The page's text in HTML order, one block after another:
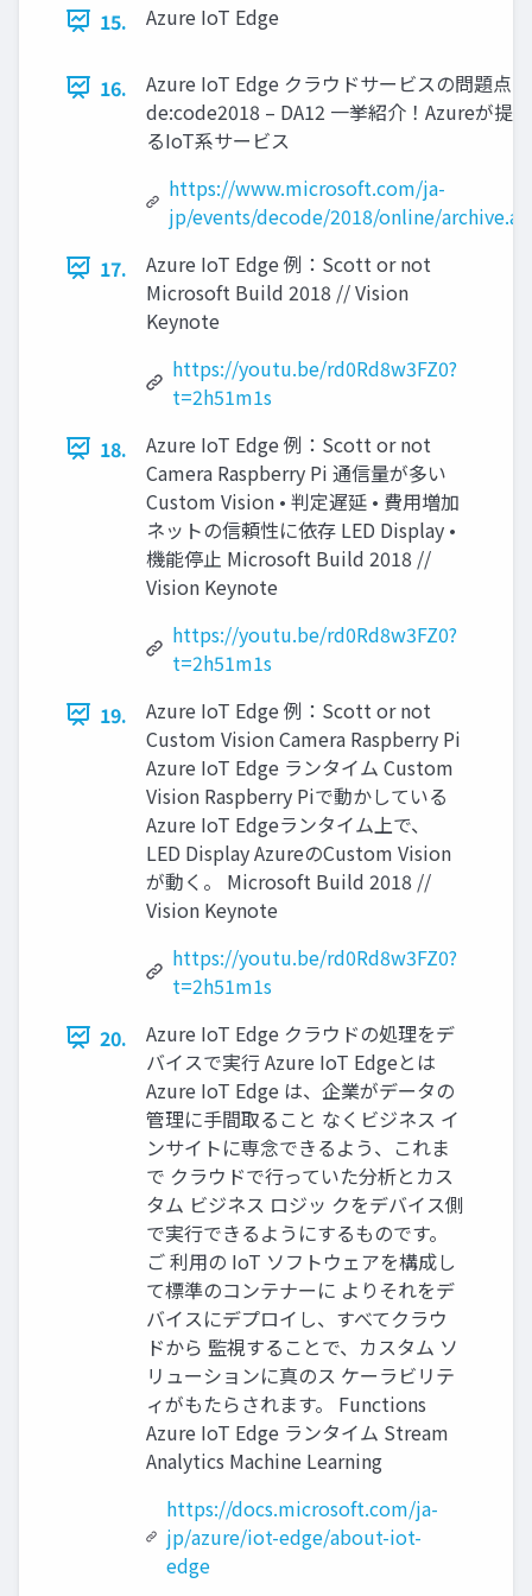
15. Azure IoT Edge
16.
Azure IoT Edge クラウドサービスの問題点
de:code2018 – DA12 一挙紹介！Azureが提
るIoT系サービス
https://www.microsoft.com/ja-
jp/events/decode/2018/online/
17.
Azure IoT Edge 例：Scott or not
Microsoft Build 2018 // Vision
Keynote
https://youtu.be/rd0Rd8w3FZ0?
t=2h51m1s
18.
Azure IoT Edge 例：Scott or not
Camera Raspberry Pi 通信量が多い
Custom Vision • 判定遅延 • 費用増加
ネットの信頼性に依存 LED Display •
機能停止 Microsoft Build 2018 //
Vision Keynote
https://youtu.be/rd0Rd8w3FZ0?
t=2h51m1s
19.
Azure IoT Edge 例：Scott or not
Custom Vision Camera Raspberry Pi
Azure IoT Edge ランタイム Custom
Vision Raspberry Piで動かしている
Azure IoT Edgeランタイム上で、
LED Display AzureのCustom Vision
が動く。 Microsoft Build 2018 //
Vision Keynote
https://youtu.be/rd0Rd8w3FZ0?
t=2h51m1s
20.
Azure IoT Edge クラウドの処理をデ
バイスで実行 Azure IoT Edgeとは
Azure IoT Edge は、企業がデータの
管理に手間取ること なくビジネス イ
ンサイトに専念できるよう、これま
で クラウドで行っていた分析とカス
タム ビジネス ロジッ クをデバイス側
で実行できるようにするものです。
ご 利用の IoT ソフトウェアを構成し
て標準のコンテナーに よりそれをデ
バイスにデプロイし、すべてクラウ
ドから 監視することで、カスタム ソ
リューションに真のス ケーラビリテ
ィがもたらされます。 Functions
Azure IoT Edge ランタイム Stream
Analytics Machine Learning
https://docs.microsoft.com/ja-
jp/azure/iot-edge/about-iot-
edge